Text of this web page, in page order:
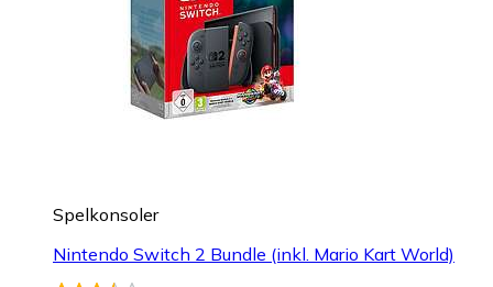
Spelkonsoler
Nintendo Switch 2 Bundle (inkl. Mario Kart World)